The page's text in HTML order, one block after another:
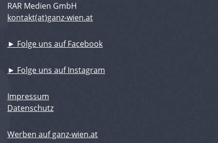
RAR Medien GmbH
kontakt(at)ganz-wien.at
► Folge uns auf Facebook
► Folge uns auf Instagram
Impressum
Datenschutz
Werben auf ganz-wien.at